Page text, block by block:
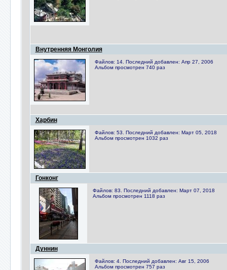
Внутренняя Монголия
Файлов: 14. Последний добавлен: Апр 27, 2006
Альбом просмотрен 740 раз
Харбин
Файлов: 53. Последний добавлен: Март 05, 2018
Альбом просмотрен 1032 раз
Гонконг
Файлов: 83. Последний добавлен: Март 07, 2018
Альбом просмотрен 1118 раз
Дуннин
Файлов: 4. Последний добавлен: Авг 15, 2006
Альбом просмотрен 757 раз